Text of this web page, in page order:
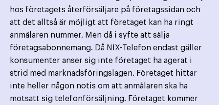
hos företagets återförsäljare på företagssidan och
att det alltså är möjligt att företaget kan ha ringt
anmälaren nummer. Men då i syfte att sälja
företagsabonnemang. Då NIX-Telefon endast gäller
konsumenter anser sig inte företaget ha agerat i
strid med marknadsföringslagen. Företaget hittar
inte heller någon notis om att anmälaren ska ha
motsatt sig telefonförsäljning. Företaget kommer